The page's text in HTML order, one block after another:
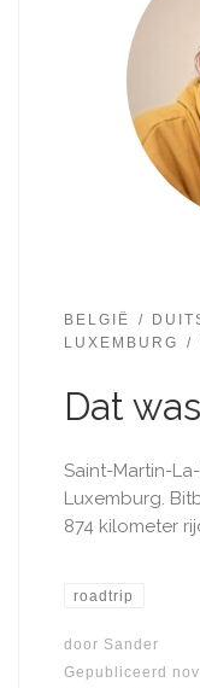
BELGIË
LUXEMBURG
Dat
Saint-Martin-
Luxemburg.
874 kilometer
roadtrip
door Sander
Gepubliceerd